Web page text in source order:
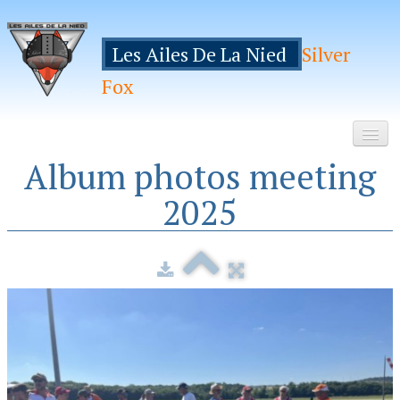
Les Ailes De La Nied
Silver
Fox
Accueil
Inscription
Manifestations
Hebergements
Album photos meeting
2025